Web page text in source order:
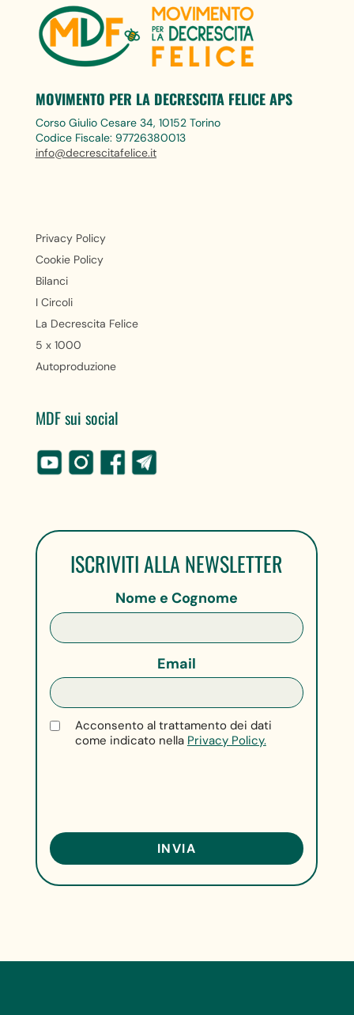
MOVIMENTO PER LA DECRESCITA FELICE APS
Corso Giulio Cesare 34, 10152 Torino
Codice Fiscale: 97726380013
info@decrescitafelice.it
Privacy Policy
Cookie Policy
Bilanci
I Circoli
La Decrescita Felice
5 x 1000
Autoproduzione
MDF sui social
ISCRIVITI ALLA NEWSLETTER
Nome e Cognome
Email
Acconsento al trattamento dei dati
come indicato nella Privacy Policy.